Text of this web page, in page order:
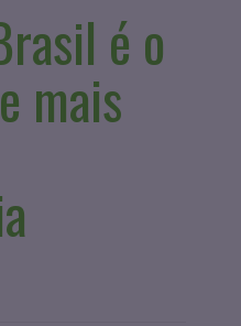
é o
mais